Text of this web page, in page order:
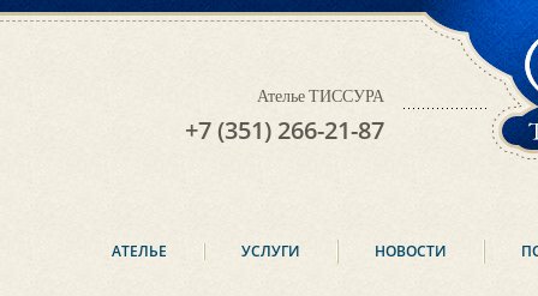
Ателье ТИССУРА
+7 (351) 266-21-87
АТЕЛЬЕ УСЛУГИ НОВОСТИ